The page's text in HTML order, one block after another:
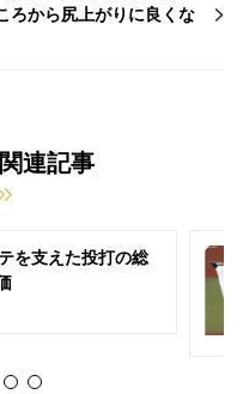
ろから尻上がりに良くな
連記事
を支えた投打の総